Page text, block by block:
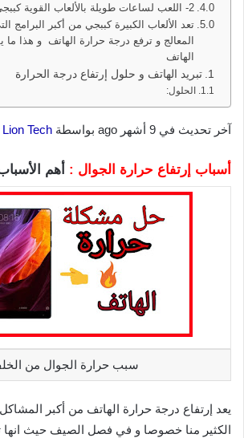
2- اللعب لساعات طويلة بالألعاب القوية كببجي و فري فاير:
تعد الألعاب الكبيرة كببجي من أكبر البرامج
المعالج و ترفع درجة حرارة الهاتف و هذا
الهاتف
تبريد الهاتف و حلول إرتفاع درجة الحرارة
الحلول:
آخر تحديث في 9 أشهر ago بواسطة Lion Tech
أسباب إرتفاع حرارة الجوال : أهم
سبب حرارة الجوال من
يعد إرتفاع درجة حرارة الهاتف من أكبر
الكثير منا خصوصا و في فصل الصيف حيث